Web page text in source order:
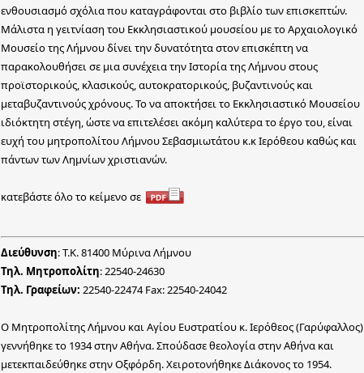
ενθουσιασμό σχόλια που καταγράφονται στο βιβλίο των επισκεπτών.
Μάλιστα η γειτνίαση του Εκκλησιαστικού μουσείου με το Αρχαιολογικό
Μουσείο της Λήμνου δίνει την δυνατότητα στον επισκέπτη να
παρακολουθήσει σε μια συνέχεια την Ιστορία της Λήμνου στους
προϊστορικούς, κλασικούς, αυτοκρατορικούς, βυζαντινούς και
μεταβυζαντινούς χρόνους. Το να αποκτήσει το Εκκλησιαστικό Μουσείου
ιδιόκτητη στέγη, ώστε να επιτελέσει ακόμη καλύτερα το έργο του, είναι
ευχή του μητροπολίτου Λήμνου Σεβασμιωτάτου κ.κ Ιερόθεου καθώς και
πάντων των Λημνίων χριστιανών.
κατεβάστε όλο το κείμενο σε
Διεύθυνση: Τ.Κ. 81400 Μύρινα Λήμνου
Τηλ. Μητροπολίτη: 22540-24630
Τηλ. Γραφείων: 22540-22474 Fax: 22540-24042
Ο Μητροπολίτης Λήμνου και Αγίου Ευστρατίου κ. Ιερόθεος (Γαρύφαλλος)
γεννήθηκε το 1934 στην Αθήνα. Σπούδασε θεολογία στην Αθήνα και
μετεκπαιδεύθηκε στην Οξφόρδη. Χειροτονήθηκε Διάκονος το 1954.